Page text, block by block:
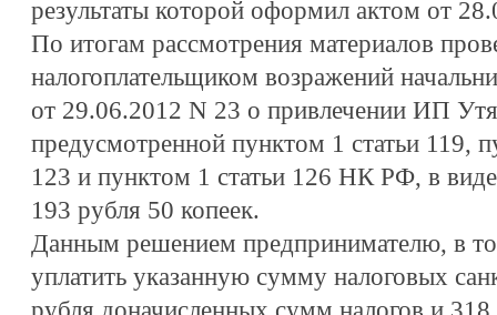
результаты которой оформил актом от
По итогам рассмотрения материалов
налогоплательщиком возражений
от 29.06.2012 N 23 о привлечении ИП
предусмотренной пунктом 1 статьи 119,
123 и пунктом 1 статьи 126 НК РФ, в
193 рубля 50 копеек.
Данным решением предпринимателю, в
уплатить указанную сумму налоговых